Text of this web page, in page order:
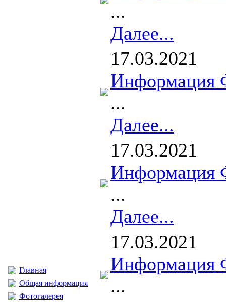
Главная
Общая информация
Фотогалерея
...
Далее...
17.03.2021
Информация
...
Далее...
17.03.2021
Информация
...
Далее...
17.03.2021
Информация
...